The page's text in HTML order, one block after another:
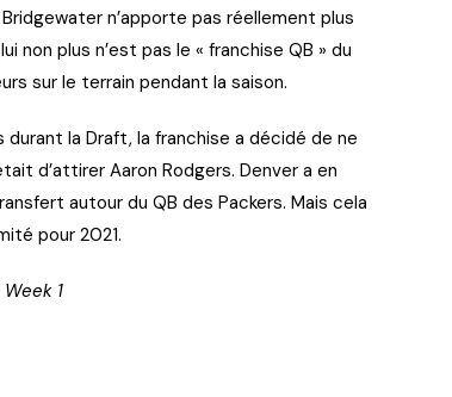
n’apporte pas réellement plus
non plus n’est pas le « franchise QB » du
sur le terrain pendant la saison.
la Draft, la franchise a décidé de ne
d’attirer Aaron Rodgers. Denver a en
autour du QB des Packers. Mais cela
pour 2021.
1